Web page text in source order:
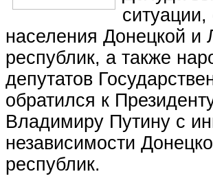
населения Донецкой и
республик, а также
депутатов
обратился к
Владимиру Путину с
независимости
республик.